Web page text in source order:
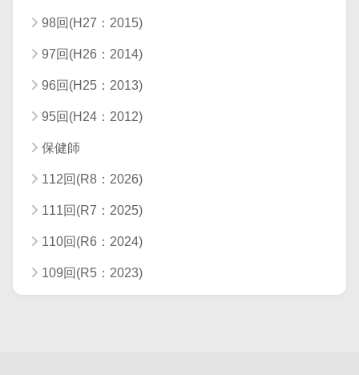
98回(H27：2015)
97回(H26：2014)
96回(H25：2013)
95回(H24：2012)
保健師
112回(R8：2026)
111回(R7：2025)
110回(R6：2024)
109回(R5：2023)